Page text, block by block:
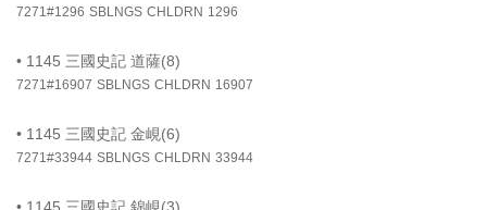
7271#1296 SBLNGS CHLDRN 1296
• 1145 三國史記 道薩(8)
7271#16907 SBLNGS CHLDRN 16907
• 1145 三國史記 金峴(6)
7271#33944 SBLNGS CHLDRN 33944